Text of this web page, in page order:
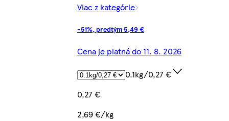
Viac z kategórie
-51%, predtým 5,49 €
Cena je platná do 11. 8. 2026
0.1kg/0,27 €
0,27 €
2,69 €/kg